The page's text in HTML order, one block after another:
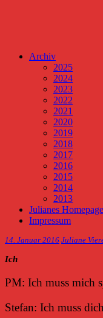
Archiv
2025
2024
2023
2022
2021
2020
2019
2018
2017
2016
2015
2014
2013
Julianes Homepage
Impressum
14. Januar 2016 Juliane
Ich
PM: Ich muss mich
Stefan: Ich muss